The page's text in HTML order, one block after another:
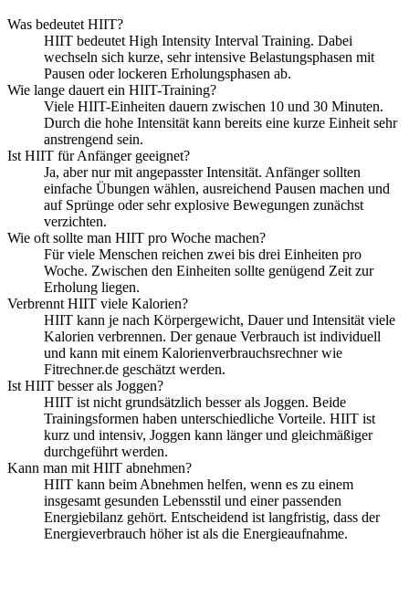
Was bedeutet HIIT?
HIIT bedeutet High Intensity Interval Training. Dabei
wechseln sich kurze, sehr intensive Belastungsphasen mit
Pausen oder lockeren Erholungsphasen ab.
Wie lange dauert ein HIIT-Training?
Viele HIIT-Einheiten dauern zwischen 10 und 30 Minuten.
Durch die hohe Intensität kann bereits eine kurze Einheit sehr
anstrengend sein.
Ist HIIT für Anfänger geeignet?
Ja, aber nur mit angepasster Intensität. Anfänger sollten
einfache Übungen wählen, ausreichend Pausen machen und
auf Sprünge oder sehr explosive Bewegungen zunächst
verzichten.
Wie oft sollte man HIIT pro Woche machen?
Für viele Menschen reichen zwei bis drei Einheiten pro
Woche. Zwischen den Einheiten sollte genügend Zeit zur
Erholung liegen.
Verbrennt HIIT viele Kalorien?
HIIT kann je nach Körpergewicht, Dauer und Intensität viele
Kalorien verbrennen. Der genaue Verbrauch ist individuell
und kann mit einem Kalorienverbrauchsrechner wie
Fitrechner.de geschätzt werden.
Ist HIIT besser als Joggen?
HIIT ist nicht grundsätzlich besser als Joggen. Beide
Trainingsformen haben unterschiedliche Vorteile. HIIT ist
kurz und intensiv, Joggen kann länger und gleichmäßiger
durchgeführt werden.
Kann man mit HIIT abnehmen?
HIIT kann beim Abnehmen helfen, wenn es zu einem
insgesamt gesunden Lebensstil und einer passenden
Energiebilanz gehört. Entscheidend ist langfristig, dass der
Energieverbrauch höher ist als die Energieaufnahme.